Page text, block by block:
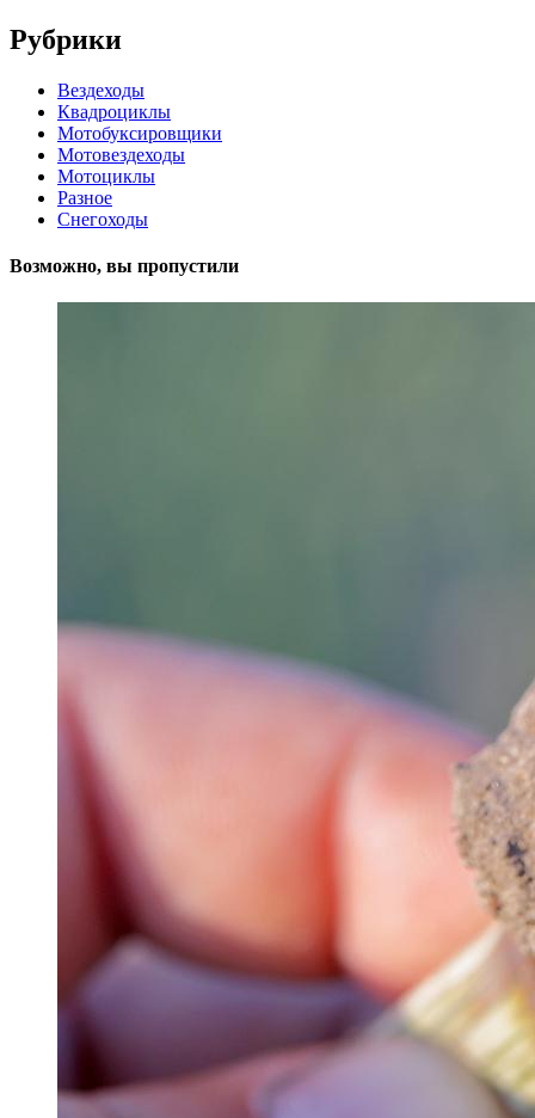
Рубрики
Вездеходы
Квадроциклы
Мотобуксировщики
Мотовездеходы
Мотоциклы
Разное
Снегоходы
Возможно, вы пропустили